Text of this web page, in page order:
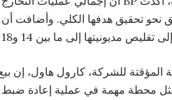
تحقيق هدفها الكلي. وأضافت
إلى ما بين 14 و18 مليار دولار بحلول نهاية عام 2027.
المؤقتة للشركة، كارول هاول،
محطة مهمة في عملية إعادة